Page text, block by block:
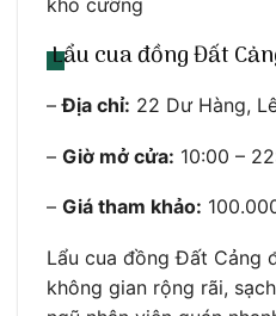
khó cưỡng
Lẩu cua đồng Đất
–Địa chỉ: 22 Dư Hàng,
– Giờ mở cửa: 10:00 –
– Giá tham khảo:
Lẩu cua đồng Đất Cảng
không gian rộng rãi,